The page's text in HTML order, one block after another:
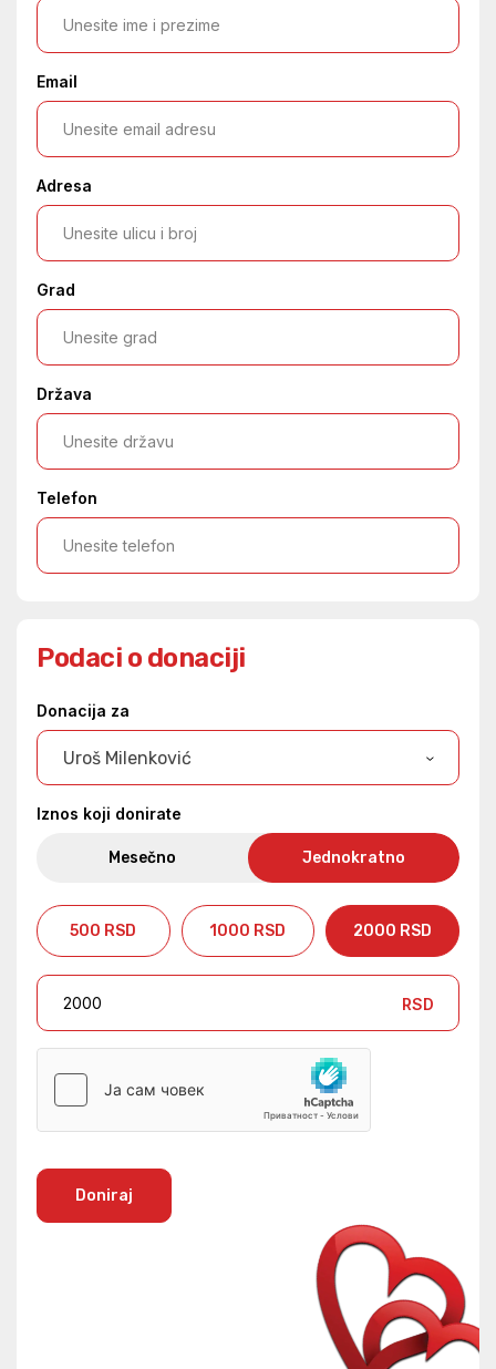
Email
Adresa
Grad
Država
Telefon
Podaci o donaciji
Donacija za
Uroš Milenković
Iznos koji donirate
Mesečno Jednokratno
500 RSD 1000 RSD 2000 RSD
RSD
Doniraj